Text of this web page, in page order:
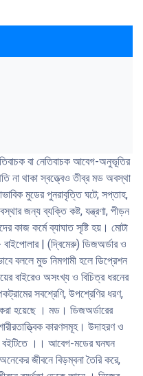
প্রতিক্রিয়া, সম্পর্কের টানাপােড়েন,
বিশ্লেষণ করতে পারবেন- যা
ভূমিকা রাখবে । নিজের জন্য সুখী,
সােহার্দ্যপূর্ণ সম্পর্ক তৈরি এবং তা
বা নেতিবাচক আবেগ-অনুভূতির
না থাকা স্বত্ত্বেও তীব্র মড অবস্থা
মুডের পুনরাবৃত্তি ঘটে; সপ্তাহ,
জন্য ব্যক্তি কষ্ট, যন্ত্রণা, পীড়ন
কাজ কর্মে ব্যাঘাত সৃষ্টি হয়। মােটা
| (দ্বিমেরু) ডিজঅর্ডার ও
বললে মুড নিমগামী হলে ডিপ্রেশন
বাইরেও অসংখ্য ও বিচিত্র ধরনের
সবশ্রেণি, উপশ্রেণির ধরণ,
হয়েছে । মড। ডিজঅর্ডারের
কারণসমূহ। উদাহরণ ও
বইটিতে ।। আবেগ-মডের ঘনঘন
জীবনে বিড়ম্বনা তৈরি করে,